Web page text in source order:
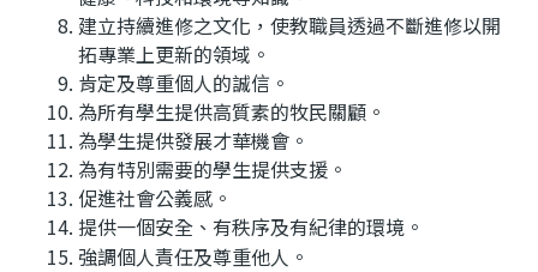
建立持續進修之文化，使教職員透過不斷進修以開
拓專業上更新的領域。
肯定及尊重個人的誠信。
為所有學生提供高質素的牧民關顧。
為學生提供發展才華機會。
為有特別需要的學生提供支援。
促進社會公義感。
提供一個安全、有秩序及有紀律的環境。
強調個人責任及尊重他人。